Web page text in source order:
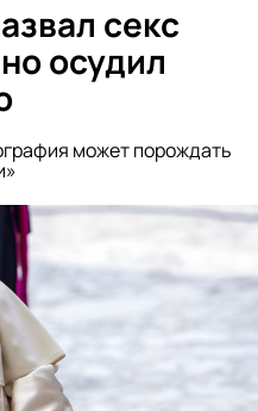
секс
осудил
может порождать